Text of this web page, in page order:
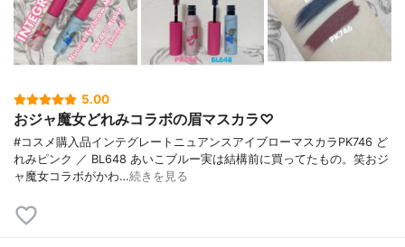
5.00
おジャ魔女どれみコラボの眉マスカラ♡
#コスメ購入品インテグレートニュアンスアイブローマスカラPK746 ど
れみピンク ／ BL648 あいこブルー実は結構前に買ってたもの。笑おジ
ャ魔女コラボがかわ…続きを見る